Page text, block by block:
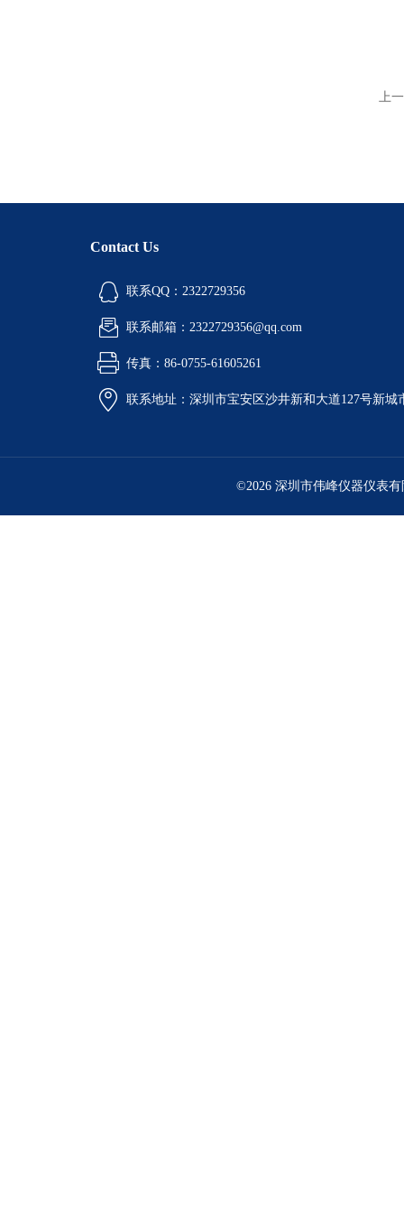
上
Contact Us
联系QQ：2322729356
联系邮箱：2322729356@qq.com
传真：86-0755-61605261
联系地址：深圳市宝安区沙井新和大道127号新城
©2026 深圳市伟峰仪器仪表